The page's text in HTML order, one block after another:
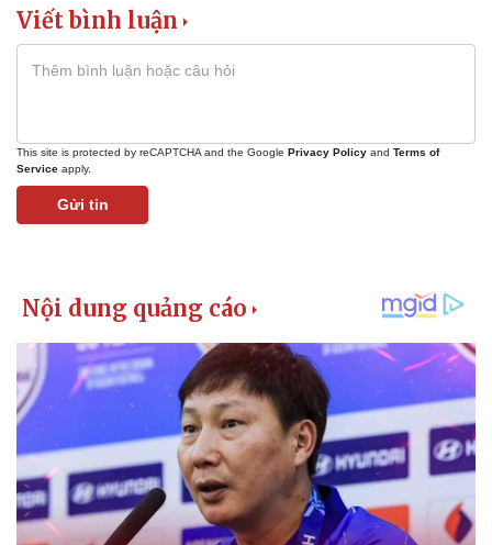
Viết bình luận
This site is protected by reCAPTCHA and the Google Privacy Policy and Terms of
Service apply.
Gửi tin